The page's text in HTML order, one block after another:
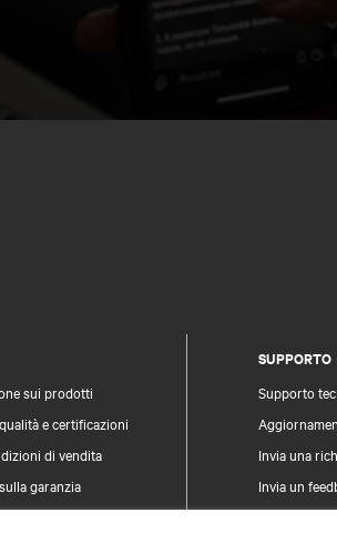
sui prodotti
e certificazioni
di vendita
garanzia
SUPPORTO
Supporto
Invia una
Invia un
Contatti